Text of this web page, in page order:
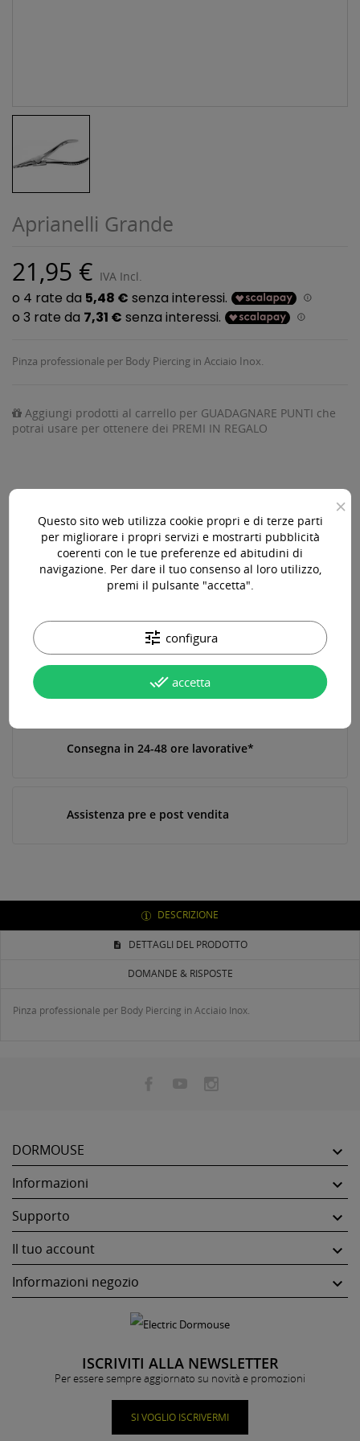
Aprianelli Grande
21,95 € IVA Incl.
Pinza professionale per Body Piercing in Acciaio Inox.
Aggiungi prodotti al carrello per GUADAGNARE PUNTI che
potrai usare per ottenere dei PREMI IN REGALO

Disponibile
Acquista 119,00 € (iva incl.) di prodotti per ottenere la
Paga online, alla consegna o in comode rate
Consegna in 24-48 ore lavorative*
Assistenza pre e post vendita
DESCRIZIONE
DETTAGLI DEL PRODOTTO
DOMANDE & RISPOSTE
Pinza professionale per Body Piercing in Acciaio Inox.
DORMOUSE 
Informazioni 
Supporto 
Il tuo account 
Informazioni negozio 
ISCRIVITI ALLA NEWSLETTER
Per essere sempre aggiornato su novità e promozioni
SI VOGLIO ISCRIVERMI
×
Questo sito web utilizza cookie propri e di terze parti
per migliorare i propri servizi e mostrarti pubblicità
coerenti con le tue preferenze ed abitudini di
navigazione. Per dare il tuo consenso al loro utilizzo,
premi il pulsante "accetta".
tune configura
done_all accetta